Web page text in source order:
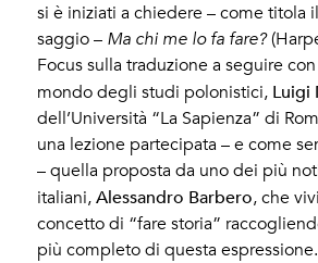
si è iniziati a chiedere – come titola
saggio – Ma chi me lo fa fare?
Focus sulla traduzione a seguire
mondo degli studi polonistici, Luigi
dell’Università “La Sapienza” di
una lezione partecipata – e come
– quella proposta da uno dei più
italiani,Alessandro Barbero, che
concetto di “fare storia”
più completo di questa